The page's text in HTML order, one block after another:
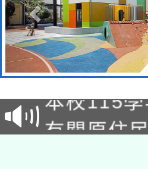
本校115
第3次招考
次招考甄
有關原住